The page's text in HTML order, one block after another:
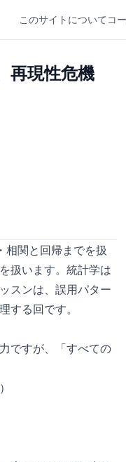
このサイトについて コ
再現性危機
相関と回帰までを扱
扱います。統計学は
スンは、誤用パター
する回です。
ですが、「すべての